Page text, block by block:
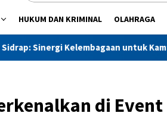
HUKUM DAN KRIMINAL OLAHRAGA
untuk Kamtibmas Kondusif
di Event